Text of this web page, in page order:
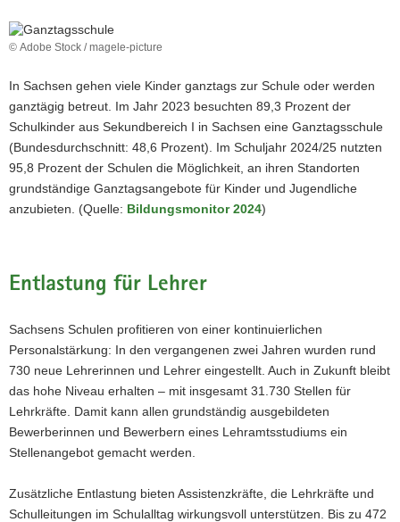
© Adobe Stock / magele-picture
In Sachsen gehen viele Kinder ganztags zur Schule oder werden
ganztägig betreut. Im Jahr 2023 besuchten 89,3 Prozent der
Schulkinder aus Sekundbereich I in Sachsen eine Ganztagsschule
(Bundesdurchschnitt: 48,6 Prozent). Im Schuljahr 2024/25 nutzten
95,8 Prozent der Schulen die Möglichkeit, an ihren Standorten
grundständige Ganztagsangebote für Kinder und Jugendliche
anzubieten. (Quelle: Bildungsmonitor 2024)
Entlastung für Lehrer
Sachsens Schulen profitieren von einer kontinuierlichen
Personalstärkung: In den vergangenen zwei Jahren wurden rund
730 neue Lehrerinnen und Lehrer eingestellt. Auch in Zukunft bleibt
das hohe Niveau erhalten – mit insgesamt 31.730 Stellen für
Lehrkräfte. Damit kann allen grundständig ausgebildeten
Bewerberinnen und Bewerbern eines Lehramtsstudiums ein
Stellenangebot gemacht werden.
Zusätzliche Entlastung bieten Assistenzkräfte, die Lehrkräfte und
Schulleitungen im Schulalltag wirkungsvoll unterstützen. Bis zu 472